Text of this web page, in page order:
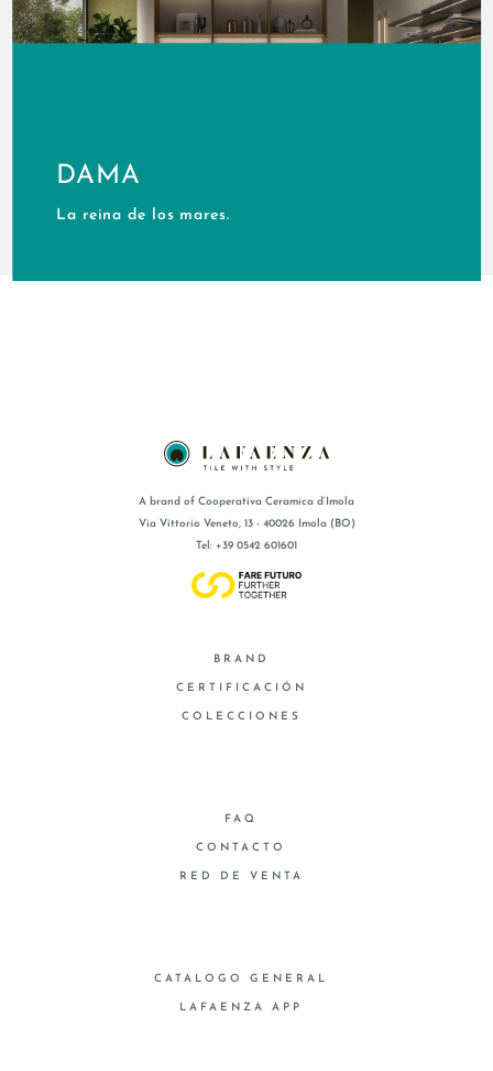
DAMA
La reina de los mares.
A brand of Cooperativa Ceramica d’Imola
Via Vittorio Veneto, 13 - 40026 Imola (BO)
Tel: +39 0542 601601
BRAND
CERTIFICACIÓN
COLECCIONES
FAQ
CONTACTO
RED DE VENTA
CATALOGO GENERAL
LAFAENZA APP